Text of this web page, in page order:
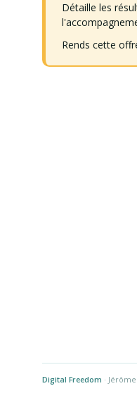
Détaille les
Rends cette
Digital Freedom ·